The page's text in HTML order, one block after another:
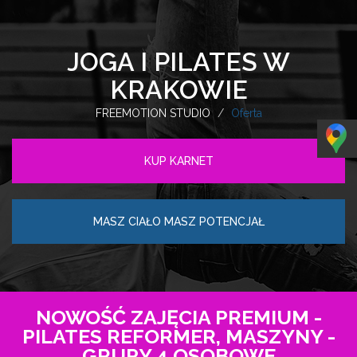
JOGA I PILATES W
KRAKOWIE
FREEMOTION STUDIO Oferta
KUP KARNET
MASZ CIAŁO MASZ POTENCJAŁ
NOWOŚĆ ZAJĘCIA PREMIUM -
PILATES REFORMER, MASZYNY -